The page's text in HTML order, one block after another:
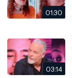
01:30
03:14